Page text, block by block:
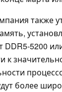
также
DDR5-5200
к
более